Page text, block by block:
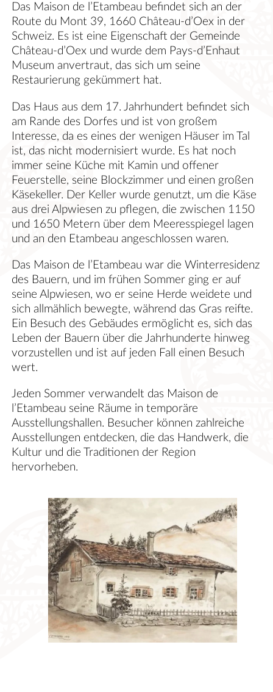
Das Maison de l’Etambeau befindet sich an der
Route du Mont 39, 1660 Château-d’Oex in der
Schweiz. Es ist eine Eigenschaft der Gemeinde
Château-d’Oex und wurde dem Pays-d’Enhaut
Museum anvertraut, das sich um seine
Restaurierung gekümmert hat.
Das Haus aus dem 17. Jahrhundert befindet sich
am Rande des Dorfes und ist von großem
Interesse, da es eines der wenigen Häuser im Tal
ist, das nicht modernisiert wurde. Es hat noch
immer seine Küche mit Kamin und offener
Feuerstelle, seine Blockzimmer und einen großen
Käsekeller. Der Keller wurde genutzt, um die Käse
aus drei Alpwiesen zu pflegen, die zwischen 1150
und 1650 Metern über dem Meeresspiegel lagen
und an den Etambeau angeschlossen waren.
Das Maison de l’Etambeau war die Winterresidenz
des Bauern, und im frühen Sommer ging er auf
seine Alpwiesen, wo er seine Herde weidete und
sich allmählich bewegte, während das Gras reifte.
Ein Besuch des Gebäudes ermöglicht es, sich das
Leben der Bauern über die Jahrhunderte hinweg
vorzustellen und ist auf jeden Fall einen Besuch
wert.
Jeden Sommer verwandelt das Maison de
l’Etambeau seine Räume in temporäre
Ausstellungshallen. Besucher können zahlreiche
Ausstellungen entdecken, die das Handwerk, die
Kultur und die Traditionen der Region
hervorheben.